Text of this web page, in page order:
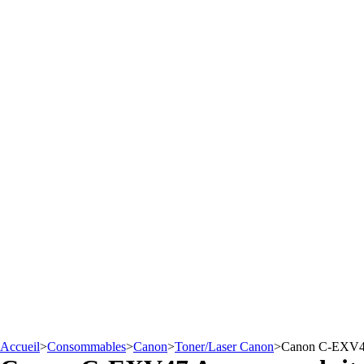
Accueil>Consommables>Canon>Toner/Laser Canon>Canon C-